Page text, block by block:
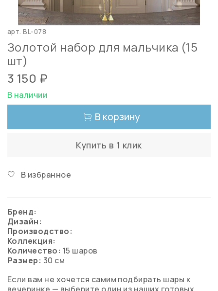
арт.BL-078
Золотой набор для мальчика (15
шт)
3 150 ₽
В наличии
В корзину
Купить в 1 клик
В избранное
Бренд:
Дизайн:
Производство:
Коллекция:
Количество: 15 шаров
Размер: 30 см
Если вам не хочется самим подбирать шары к